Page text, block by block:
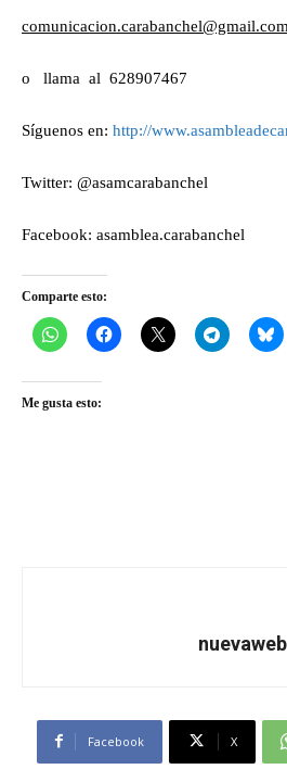
comunicacion.carabanchel@gmail.com
o llama al 628907467
Síguenos en: http://
Twitter: @asamcarabanchel
Facebook: asamblea.carabanchel
Comparte esto:
Me gusta esto:
nuevaweb
Facebook X